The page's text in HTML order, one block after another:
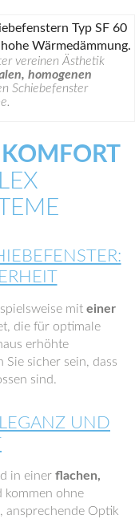
vereinen Ästhetik
homogenen
Schiebefenster
mit einer
die für optimale
erhöhte
Sie sicher sein, dass
sind.
UND
in einer flachen,
ohne
ansprechende Optik